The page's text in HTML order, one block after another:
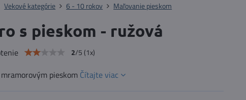
Vekové kategórie 6 - 10 rokov Maľovanie pieskom
s pieskom - ružová
2/5(1x)
pieskom Čítajte viac